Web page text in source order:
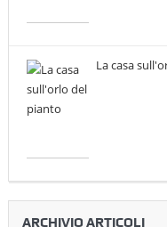
La casa
ARCHIVIO ARTICOLI